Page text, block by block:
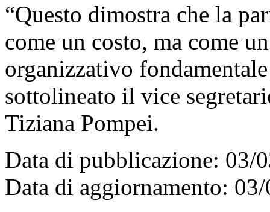
“Questo dimostra che la
come un costo, ma come
organizzativo
sottolineato il vice
Tiziana Pompei.
Data di pubblicazione: 03/
Data di aggiornamento: